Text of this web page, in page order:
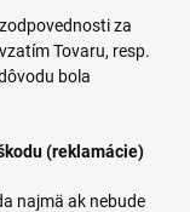
za
Tovaru, resp.
bola
(reklamácie)
najmä ak nebude